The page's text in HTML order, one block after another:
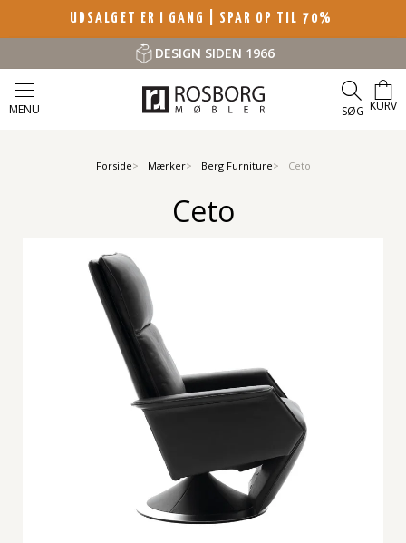
UDSALGET ER I GANG | SPAR OP TIL 70%
DESIGN SIDEN 1966
MENU SØG KURV
Forside Mærker Berg Furniture Ceto
Ceto